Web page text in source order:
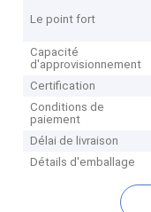
Le point fort
Capacité
d'approvisionnement
Certification
Conditions de
paiement
Délai de livraison
Détails d'emballage